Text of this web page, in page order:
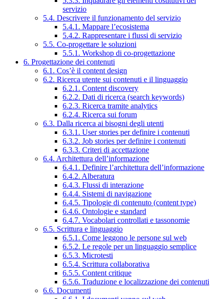
servizio
5.4. Descrivere il funzionamento del servizio
5.4.1. Mappare l’ecosistema
5.4.2. Rappresentare i flussi di servizio
5.5. Co-progettare le soluzioni
5.5.1. Workshop di co-progettazione
6. Progettazione dei contenuti
6.1. Cos’è il content design
6.2. Ricerca utente sui contenuti e il linguaggio
6.2.1. Content discovery
6.2.2. Dati di ricerca (search keywords)
6.2.3. Ricerca tramite analytics
6.2.4. Ricerca sui forum
6.3. Dalla ricerca ai bisogni degli utenti
6.3.1. User stories per definire i contenuti
6.3.2. Job stories per definire i contenuti
6.3.3. Criteri di accettazione
6.4. Architettura dell’informazione
6.4.1. Definire l’architettura dell’informazione
6.4.2. Alberatura
6.4.3. Flussi di interazione
6.4.4. Sistemi di navigazione
6.4.5. Tipologie di contenuto (content type)
6.4.6. Ontologie e standard
6.4.7. Vocabolari controllati e tassonomie
6.5. Scrittura e linguaggio
6.5.1. Come leggono le persone sul web
6.5.2. Le regole per un linguaggio semplice
6.5.3. Microtesti
6.5.4. Scrittura collaborativa
6.5.5. Content critique
6.5.6. Traduzione e localizzazione dei contenuti
6.6. Documenti